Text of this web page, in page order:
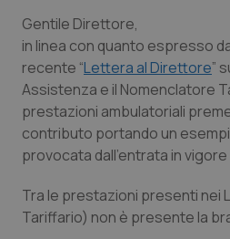
Lettere al direttore
Edizioni Regionali
QS Pro
Professionisti Sanitari.AI
Abruzzo
QS Pro Gold
Gentile Direttore,
in linea con quanto espresso
recente “Lettera al Direttore”
Assistenza e il Nomenclatore
prestazioni ambulatoriali
contributo portando un
provocata dall’entrata in
Tra le prestazioni presenti nei
Tariffario) non è presente la